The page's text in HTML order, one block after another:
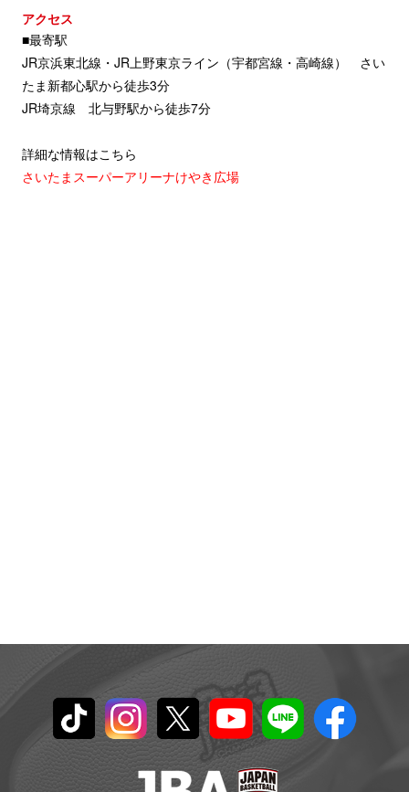
アクセス
■最寄駅
JR京浜東北線・JR上野東京ライン（宇都宮線・高崎線） さい
たま新都心駅から徒歩3分
JR埼京線 北与野駅から徒歩7分
詳細な情報はこちら
さいたまスーパーアリーナけやき広場